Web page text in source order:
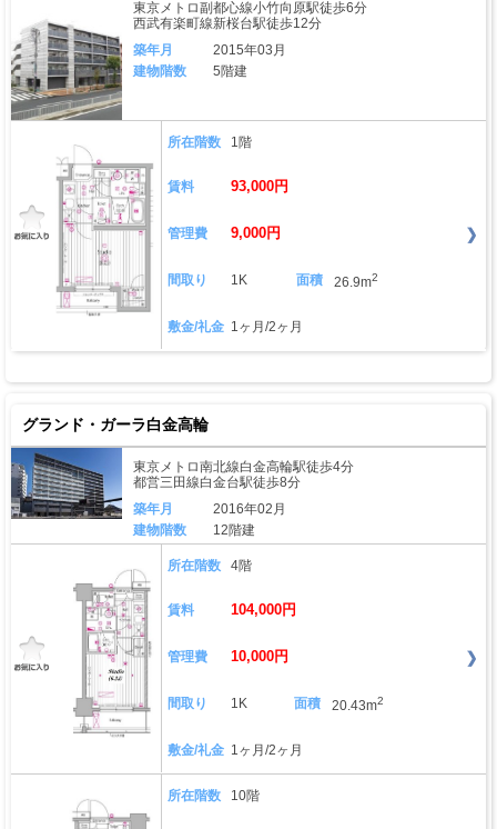
東京メトロ副都心線小竹向原駅徒歩6分
西武有楽町線新桜台駅徒歩12分
築年月
2015年03月
建物階数
5階建
所在階数 1階
賃料 93,000円
管理費 9,000円
間取り 1K 面積 26.9m2
敷金/礼金 1ヶ月/2ヶ月
グランド・ガーラ白金高輪
東京メトロ南北線白金高輪駅徒歩4分
都営三田線白金台駅徒歩8分
築年月
2016年02月
建物階数
12階建
所在階数 4階
賃料 104,000円
管理費 10,000円
間取り 1K 面積 20.43m2
敷金/礼金 1ヶ月/2ヶ月
所在階数 10階